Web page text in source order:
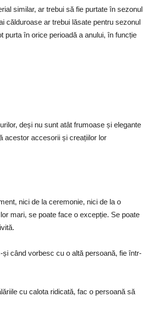
similar, ar trebui să fie purtate în sezonul
călduroase ar trebui lăsate pentru sezonul
purta în orice perioadă a anului, în funcție
deși nu sunt atât frumoase și elegante
acestor accesorii și creațiilor lor
nici de la ceremonie, nici de la o
mari, se poate face o excepție. Se poate
când vorbesc cu o altă persoană, fie într-
cu calota ridicată, fac o persoană să